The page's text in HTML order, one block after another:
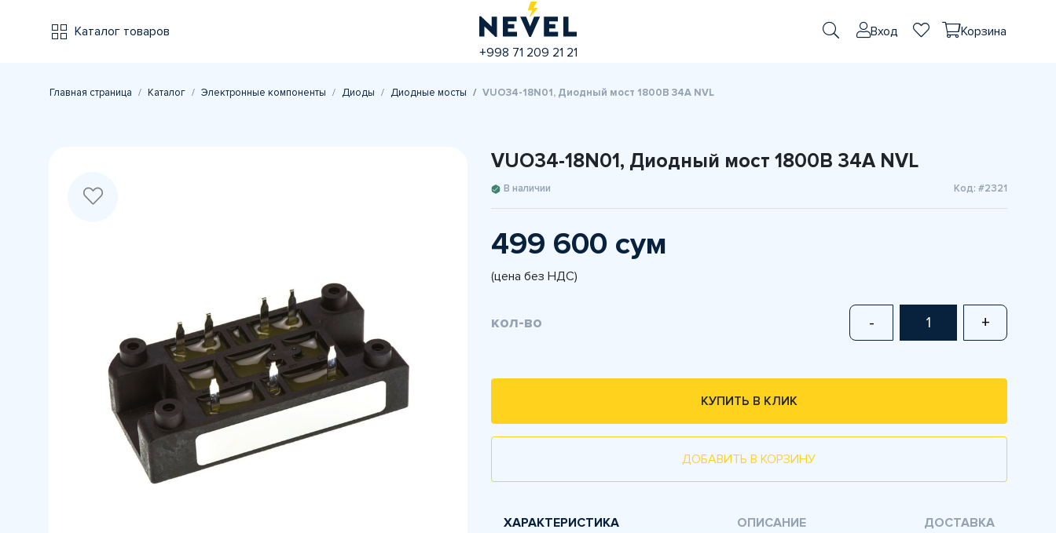
Каталог товаров
+998 71 209 21 21
Вход Корзина
Главная страница Каталог Электронные компоненты Диоды Диодные мосты VUO34-18N01, Диодный мост 1800В 34А NVL
VUO34-18N01, Диодный мост 1800В 34А NVL
В наличии Код: #2321
499 600 сум
(цена без НДС)
кол-во - +
КУПИТЬ В КЛИК
ДОБАВИТЬ В КОРЗИНУ
ХАРАКТЕРИСТИКА ОПИСАНИЕ ДОСТАВКА